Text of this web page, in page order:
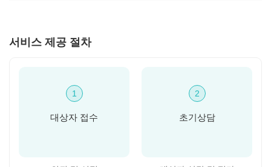
서비스 제공 절차
1
대상자 접수
2
초기상담